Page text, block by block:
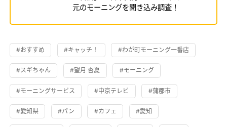
元のモーニングを聞き込み調査！
#おすすめ #キャッチ！ #わが町モーニング一番店
#スギちゃん #望月 杏夏 #モーニング
#モーニングサービス #中京テレビ #蒲郡市
#愛知県 #パン #カフェ #愛知